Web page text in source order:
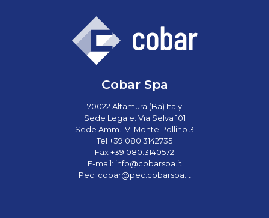
Cobar Spa
70022 Altamura (Ba) Italy
Sede Legale: Via Selva 101
Sede Amm.: V. Monte Pollino 3
Tel +39 080.3142735
Fax +39.080.3140572
E-mail: info@cobarspa.it
Pec: cobar@pec.cobarspa.it